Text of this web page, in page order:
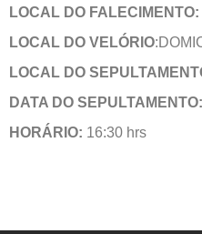
LOCAL DO FALECIMENTO:
LOCAL DO VELÓRIO
LOCAL DO
DATA DO SEPULTAMENTO:
HORÁRIO: 16:30 hrs